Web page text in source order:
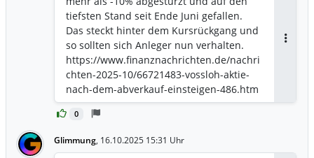
0
tiefsten Stand seit Ende Juni gefallen.
Das steckt hinter dem Kursrückgang und
so sollten sich Anleger nun verhalten.
https://www.finanznachrichten.de/nachri
chten-2025-10/66721483-vossloh-aktie-
nach-dem-abverkauf-einsteigen-486.htm
Glimmung, 16.10.2025 15:31 Uhr